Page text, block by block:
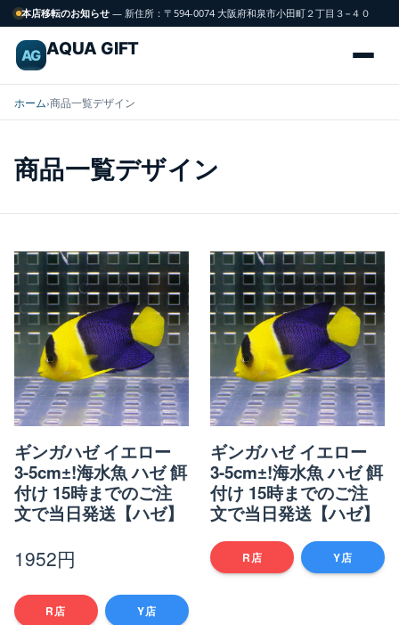
本店移転のお知らせ — 新住所：〒594-0074 大阪府和泉市小田町２丁目３−４０
AG AQUA GIFT
海
水
サンゴCORAL
飼育用品GEAR
水槽TANK
R
Y! Yahoo!店
ホーム›商品一覧デザイン
商品一覧デザイン
ギンガハゼ イエロー
3-5cm±!海水魚 ハゼ 餌
付け 15時までのご注
文で当日発送【ハゼ】
1952円
R店 Y店
ギンガハゼ イエロー
3-5cm±!海水魚 ハゼ 餌
付け 15時までのご注
文で当日発送【ハゼ】
R店 Y店